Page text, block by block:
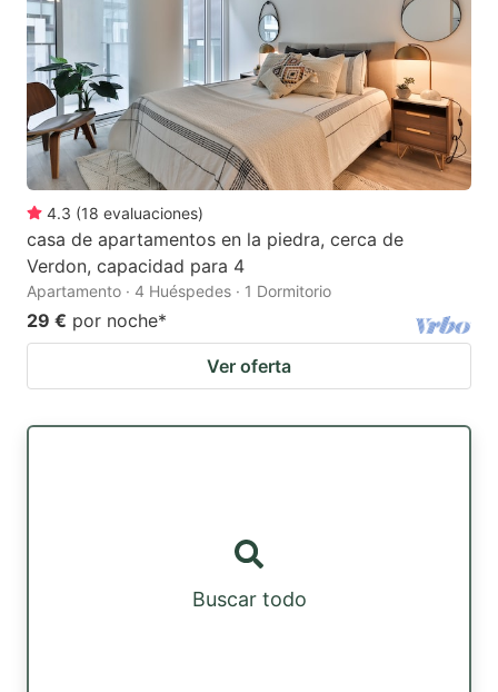
4.3 (18 evaluaciones)
casa de apartamentos en la piedra, cerca de
Verdon, capacidad para 4
Apartamento · 4 Huéspedes · 1 Dormitorio
29 € por noche*
Ver oferta
Buscar todo